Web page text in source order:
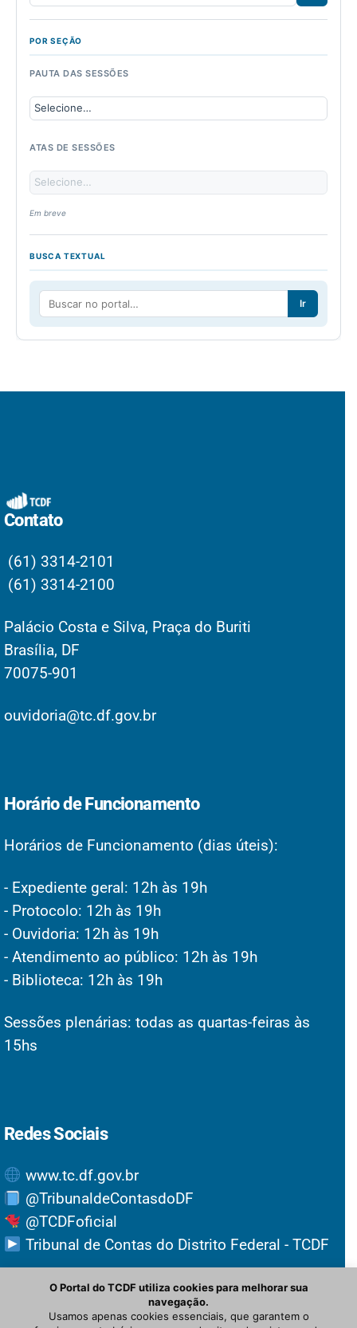
POR SEÇÃO
PAUTA DAS SESSÕES
ATAS DE SESSÕES
Em breve
BUSCA TEXTUAL
Ir
Contato
(61) 3314-2101
(61) 3314-2100
Palácio Costa e Silva, Praça do Buriti
Brasília, DF
70075-901
ouvidoria@tc.df.gov.br
Horário de Funcionamento
Horários de Funcionamento (dias úteis):
- Expediente geral: 12h às 19h
- Protocolo: 12h às 19h
- Ouvidoria: 12h às 19h
- Atendimento ao público: 12h às 19h
- Biblioteca: 12h às 19h
Sessões plenárias: todas as quartas-feiras às
15hs
Redes Sociais
www.tc.df.gov.br
@TribunaldeContasdoDF
@TCDFoficial
Tribunal de Contas do Distrito Federal - TCDF
O Portal do TCDF utiliza cookies para melhorar sua
navegação.
Usamos apenas cookies essenciais, que garantem o